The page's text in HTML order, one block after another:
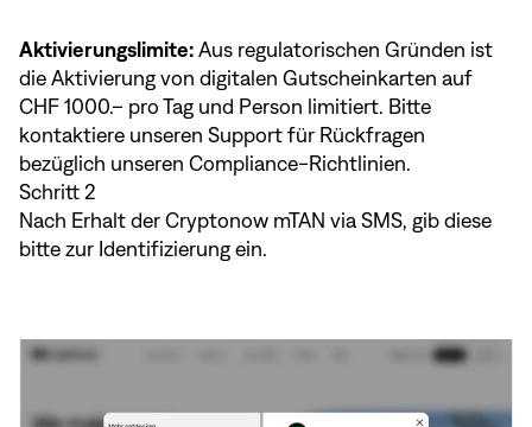
Aktivierungslimite: Aus regulatorischen Gründen ist
die Aktivierung von digitalen Gutscheinkarten auf
CHF 1000.– pro Tag und Person limitiert. Bitte
kontaktiere unseren Support für Rückfragen
bezüglich unseren Compliance-Richtlinien.
Schritt 2
Nach Erhalt der Cryptonow mTAN via SMS, gib diese
bitte zur Identifizierung ein.